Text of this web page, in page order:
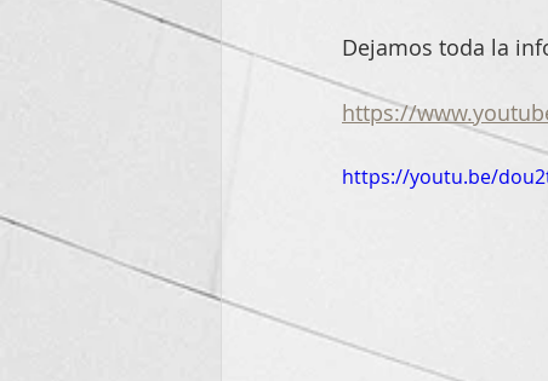
Dejamos toda la
https://
https://youtu.be/